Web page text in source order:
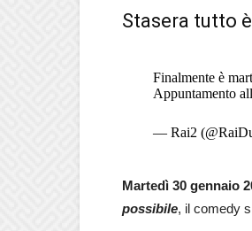
Stasera tutto
Finalmente è
Appuntamento
— Rai2
Martedì 30 gennaio
possibile, il comedy